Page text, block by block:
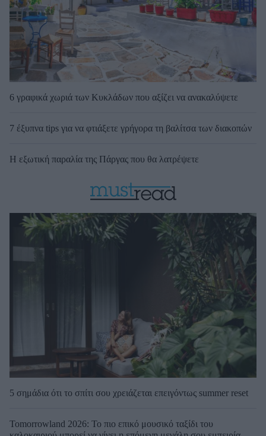
6 γραφικά χωριά των Κυκλάδων που αξίζει να ανακαλύψετε
7 έξυπνα tips για να φτιάξετε γρήγορα τη βαλίτσα των διακοπών
Η εξωτική παραλία της Πάργας που θα λατρέψετε
5 σημάδια ότι το σπίτι σου χρειάζεται επειγόντως summer reset
Tomorrowland 2026: Το πιο επικό μουσικό ταξίδι του